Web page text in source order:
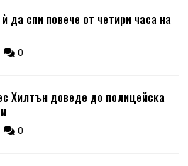
да спи повече от четири часа на
0
Хилтън доведе до полицейска
0